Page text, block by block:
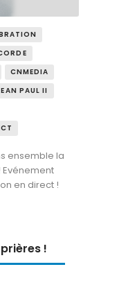
CNMEDIA
PAUL II
ensemble la
en direct !
!